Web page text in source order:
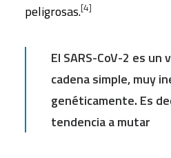
peligrosas.[4]
El SARS-CoV-2 es un
cadena simple, muy
genéticamente. Es
tendencia a mutar